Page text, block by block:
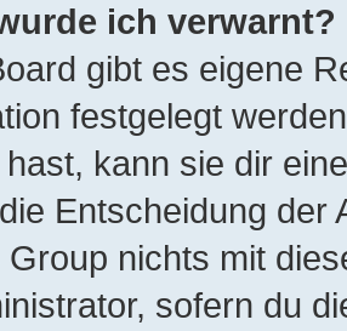
ich verwarnt?
gibt es eigene
festgelegt
kann sie dir
Entscheidung der
Group nichts mit
sofern du